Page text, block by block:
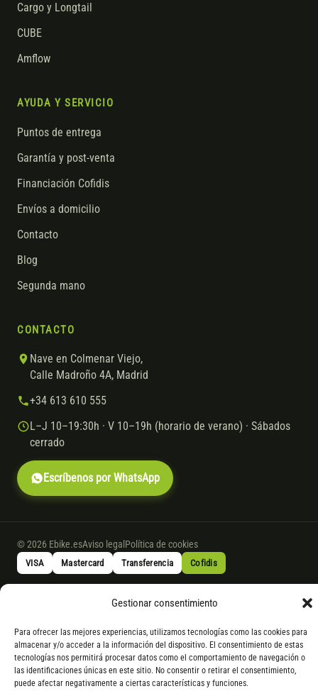
Gestionar consentimiento
Para ofrecer las mejores experiencias, utilizamos tecnologías como las cookies para
almacenar y/o acceder a la información del dispositivo. El consentimiento de estas
tecnologías nos permitirá procesar datos como el comportamiento de navegación o
las identificaciones únicas en este sitio. No consentir o retirar el consentimiento,
puede afectar negativamente a ciertas características y funciones.
Cargo y Longtail
CUBE
Amflow
AYUDA Y SERVICIO
Puntos de entrega
Garantía y post-venta
Financiación Cofidis
Envíos a domicilio
Contacto
Blog
Segunda mano
CONTACTO
Nave en Colmenar Viejo,
Calle Madroño 4A, Madrid
+34 613 610 555
L–J 10–19:30h · V 10–19h (horario de verano) · Sábados
cerrado
Escríbenos por WhatsApp
© 2026 Ebike.esAviso legal Política de cookies
VISA Mastercard Transferencia Cofidis
* Financiación instantánea con Cofidis hasta 6.000 € sin intereses.
los detallespor WhatsApp.
* Los modelos con entrega inmediata se envían 24 h laborables tras el
pago; los de bajo pedido se confirman con un asesor. Si no fuera posible
servir el producto, se devuelve el importe sin coste. La información de